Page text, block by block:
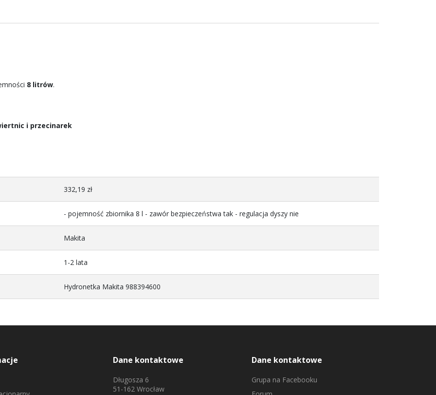
8 litrów.
i przecinarek
332,19 zł
- pojemność zbiornika 8 l - zawór bezpieczeństwa tak - regulacja dyszy nie
Makita
1-2 lata
Hydronetka Makita 988394600
Dane kontaktowe
Długosza 6
51-162 Wrocław
Dane kontaktowe
Grupa na Facebooku